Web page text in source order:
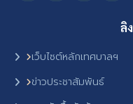
ลิ
เว็บไซต์หลักเทศบาลฯ
ข่าวประชาสัมพันธ์